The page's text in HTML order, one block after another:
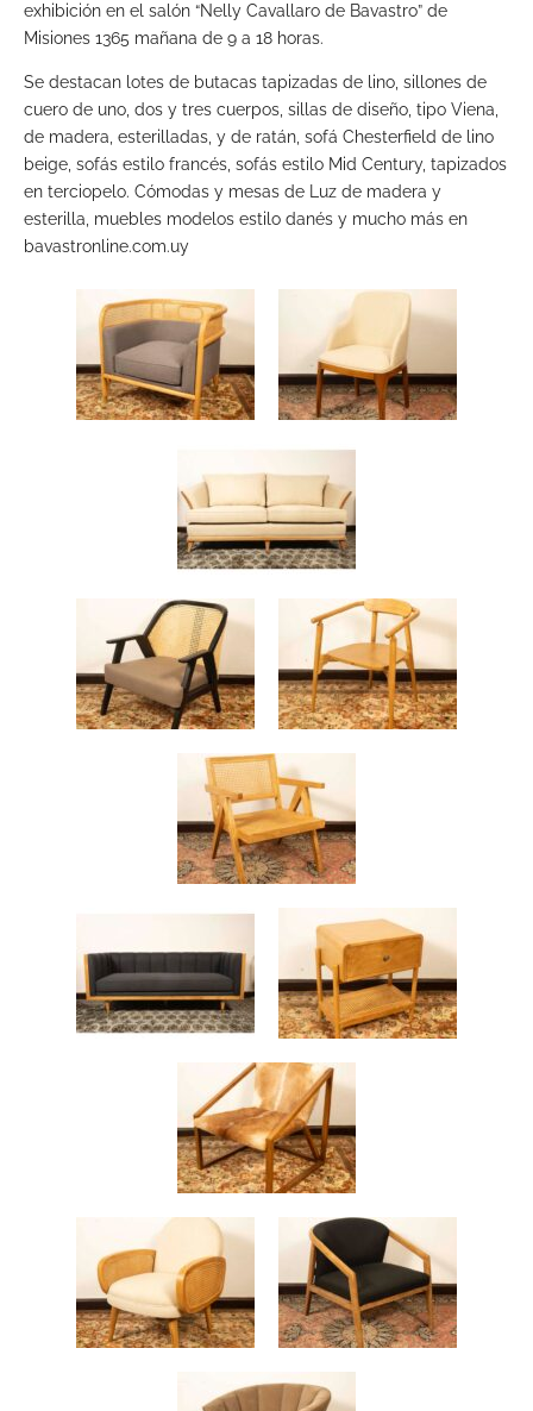
exhibición en el salón “Nelly Cavallaro de Bavastro” de
Misiones 1365 mañana de 9 a 18 horas.
Se destacan lotes de butacas tapizadas de lino, sillones de
cuero de uno, dos y tres cuerpos, sillas de diseño, tipo Viena,
de madera, esterilladas, y de ratán, sofá Chesterfield de lino
beige, sofás estilo francés, sofás estilo Mid Century, tapizados
en terciopelo. Cómodas y mesas de Luz de madera y
esterilla, muebles modelos estilo danés y mucho más en
bavastronline.com.uy